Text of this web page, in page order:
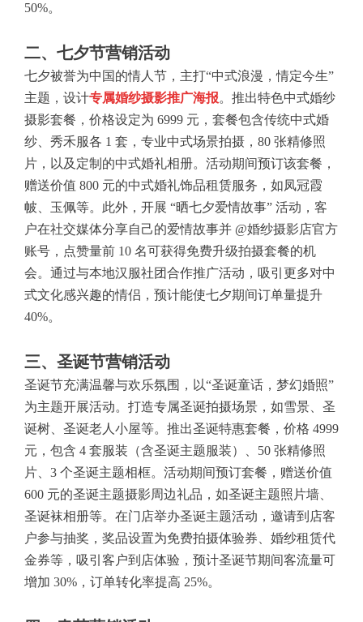
50%。
二、七夕节营销活动
七夕被誉为中国的情人节，主打“中式浪漫，情定今生”
主题，设计专属婚纱摄影推广海报。推出特色中式婚纱
摄影套餐，价格设定为 6999 元，套餐包含传统中式婚
纱、秀禾服各 1 套，专业中式场景拍摄，80 张精修照
片，以及定制的中式婚礼相册。活动期间预订该套餐，
赠送价值 800 元的中式婚礼饰品租赁服务，如凤冠霞
帔、玉佩等。此外，开展 “晒七夕爱情故事” 活动，客
户在社交媒体分享自己的爱情故事并 @婚纱摄影店官方
账号，点赞量前 10 名可获得免费升级拍摄套餐的机
会。通过与本地汉服社团合作推广活动，吸引更多对中
式文化感兴趣的情侣，预计能使七夕期间订单量提升
40%。
三、圣诞节营销活动
圣诞节充满温馨与欢乐氛围，以“圣诞童话，梦幻婚照”
为主题开展活动。打造专属圣诞拍摄场景，如雪景、圣
诞树、圣诞老人小屋等。推出圣诞特惠套餐，价格 4999
元，包含 4 套服装（含圣诞主题服装）、50 张精修照
片、3 个圣诞主题相框。活动期间预订套餐，赠送价值
600 元的圣诞主题摄影周边礼品，如圣诞主题照片墙、
圣诞袜相册等。在门店举办圣诞主题活动，邀请到店客
户参与抽奖，奖品设置为免费拍摄体验券、婚纱租赁代
金券等，吸引客户到店体验，预计圣诞节期间客流量可
增加 30%，订单转化率提高 25%。